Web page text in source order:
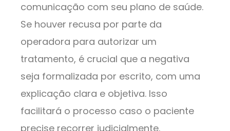
comunicação com seu plano de saúde.
Se houver recusa por parte da
operadora para autorizar um
tratamento, é crucial que a negativa
seja formalizada por escrito, com uma
explicação clara e objetiva. Isso
facilitará o processo caso o paciente
precise recorrer judicialmente.